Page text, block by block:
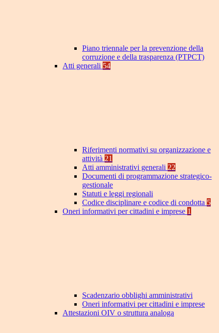
Piano triennale per la prevenzione della
corruzione e della trasparenza (PTPCT)
Atti generali 54
Riferimenti normativi su organizzazione e
attività 21
Atti amministrativi generali 22
Documenti di programmazione strategico-
gestionale
Statuti e leggi regionali
Codice disciplinare e codice di condotta 5
Oneri informativi per cittadini e imprese 1
Scadenzario obblighi amministrativi
Oneri informativi per cittadini e imprese
Attestazioni OIV o struttura analoga